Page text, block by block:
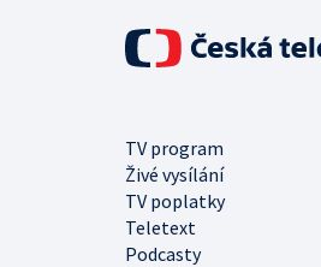
TV program
Živé vysílání
TV poplatky
Teletext
Podcasty